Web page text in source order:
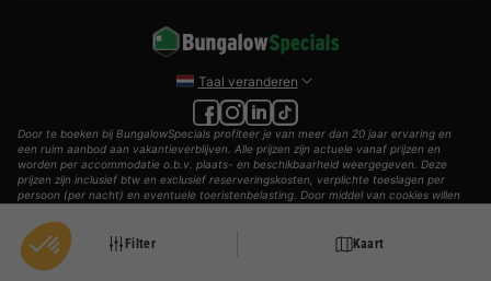
Filter Kaart
Taal veranderen
Door te boeken bij BungalowSpecials profiteer je van meer dan 20 jaar ervaring en
een ruim aanbod aan vakantieverblijven. Alle prijzen zijn actuele vanaf prijzen en
worden per accommodatie o.b.v. plaats- en beschikbaarheid weergegeven. Deze
prijzen zijn inclusief btw en exclusief reserveringskosten, verplichte toeslagen per
persoon (per nacht) en eventuele toeristenbelasting. Door middel van cookies willen
© 2002 - 2025 AddGuests B.V. Alle rechten voorbehouden.